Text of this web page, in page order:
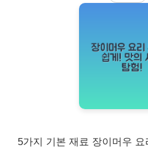
5가지 기본 재료 장이머우